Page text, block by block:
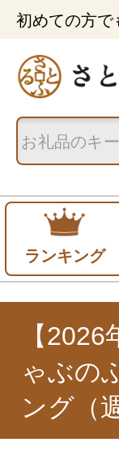
初めての方で
ランキング
【
ゃぶの
ング（